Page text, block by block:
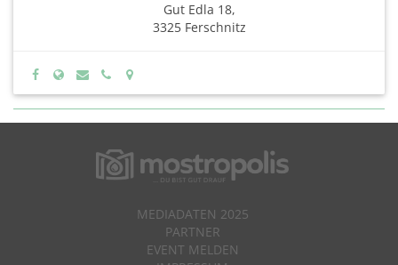
Gut Edla 18,
3325 Ferschnitz
MEDIADATEN 2025
PARTNER
EVENT MELDEN